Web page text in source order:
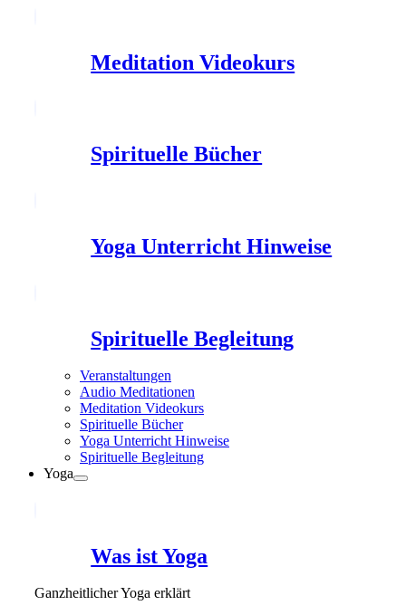
Meditation Videokurs
Spirituelle Bücher
Yoga Unterricht Hinweise
Spirituelle Begleitung
Veranstaltungen
Audio Meditationen
Meditation Videokurs
Spirituelle Bücher
Yoga Unterricht Hinweise
Spirituelle Begleitung
Yoga
Was ist Yoga
Ganzheitlicher Yoga erklärt